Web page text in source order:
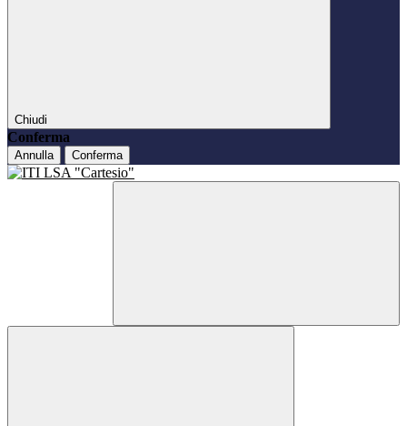
Chiudi
Conferma
Annulla Conferma